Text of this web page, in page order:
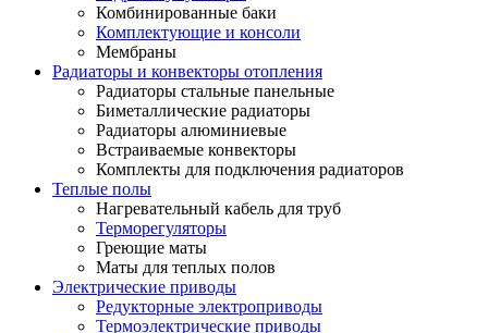
Комбинированные баки
Комплектующие и консоли
Мембраны
Радиаторы и конвекторы отопления
Радиаторы стальные панельные
Биметаллические радиаторы
Радиаторы алюминиевые
Встраиваемые конвекторы
Комплекты для подключения радиаторов
Теплые полы
Нагревательный кабель для труб
Терморегуляторы
Греющие маты
Маты для теплых полов
Электрические приводы
Редукторные электроприводы
Термоэлектрические приводы